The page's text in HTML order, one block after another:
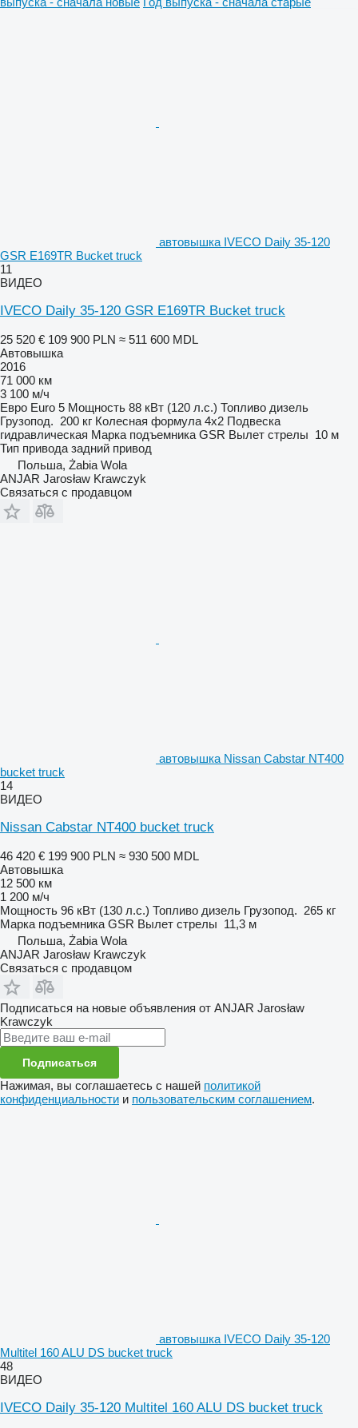
автовышка IVECO Daily 35-120
GSR E169TR Bucket truck
11
ВИДЕО
IVECO Daily 35-120 GSR E169TR Bucket truck
25 520 € 109 900 PLN ≈ 511 600 MDL
Автовышка
2016
71 000 км
3 100 м/ч
Евро Euro 5 Мощность 88 кВт (120 л.с.) Топливо дизель
Грузопод. 200 кг Колесная формула 4x2 Подвеска
гидравлическая Марка подъемника GSR Вылет стрелы 10 м
Тип привода задний привод
Польша, Żabia Wola
ANJAR Jarosław Krawczyk
Связаться с продавцом
автовышка Nissan Cabstar NT400
bucket truck
14
ВИДЕО
Nissan Cabstar NT400 bucket truck
46 420 € 199 900 PLN ≈ 930 500 MDL
Автовышка
12 500 км
1 200 м/ч
Мощность 96 кВт (130 л.с.) Топливо дизель Грузопод. 265 кг
Марка подъемника GSR Вылет стрелы 11,3 м
Польша, Żabia Wola
ANJAR Jarosław Krawczyk
Связаться с продавцом
Подписаться на новые объявления от ANJAR Jarosław
Krawczyk
Подписаться
Нажимая, вы соглашаетесь с нашей политикой
конфиденциальности и пользовательским соглашением.
автовышка IVECO Daily 35-120
Multitel 160 ALU DS bucket truck
48
ВИДЕО
IVECO Daily 35-120 Multitel 160 ALU DS bucket truck